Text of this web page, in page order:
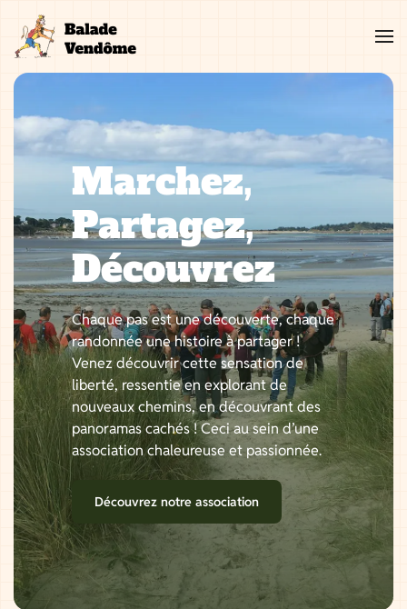
contenu
Marchez,
Partagez,
Découvrez
Chaque pas est une découverte, chaque
randonnée une histoire à partager !
Venez découvrir cette sensation de
liberté, ressentie en explorant de
nouveaux chemins, en découvrant des
panoramas cachés ! Ceci au sein d’une
association chaleureuse et passionnée.
Découvrez notre association